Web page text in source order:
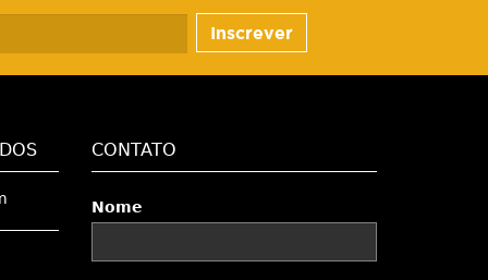
Inscrever
CONTATO
Nome